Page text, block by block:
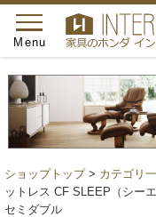
toggle
navigation
Menu
ショップトップ> カテゴリ
ットレス CF SLEEP（シー
セミダブル